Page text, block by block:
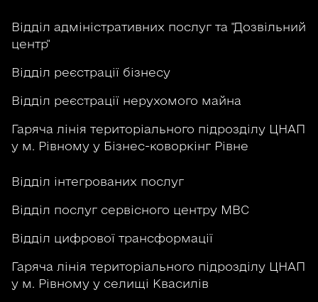
Відділ адміністративних послуг та "Дозвільний
центр"
Відділ реєстрації бізнесу
Відділ реєстрації нерухомого майна
Гаряча лінія територіального підрозділу ЦНАП
у м. Рівному у Бізнес-коворкінг Рівне
Відділ інтегрованих послуг
Відділ послуг сервісного центру МВС
Відділ цифрової трансформації
Гаряча лінія територіального підрозділу ЦНАП
у м. Рівному у селищі Квасилів